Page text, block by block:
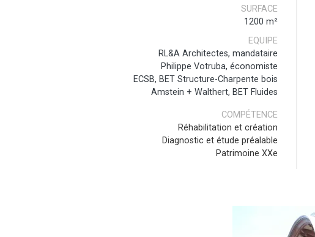
SURFACE
1200 m²
EQUIPE
RL&A Architectes, mandataire
Philippe Votruba, économiste
ECSB, BET Structure-Charpente bois
Amstein + Walthert, BET Fluides
COMPÉTENCE
Réhabilitation et création
Diagnostic et étude préalable
Patrimoine XXe